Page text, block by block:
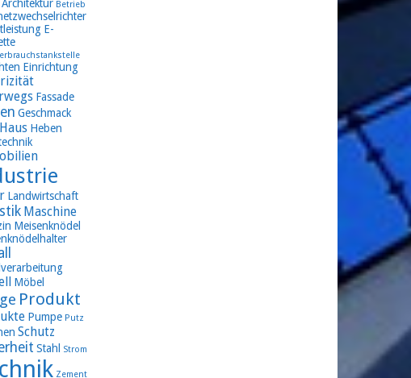
Architektur Betrieb
E-
Einrichtung
Fassade
Geschmack
Haus Heben
Landwirtschaft
Maschine
Meisenknödel
Möbel
Produkt
Pumpe Putz
Schutz
Stahl Strom
Zement